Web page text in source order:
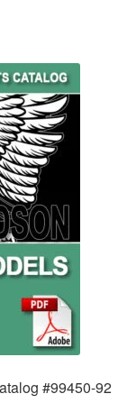
#99450-92